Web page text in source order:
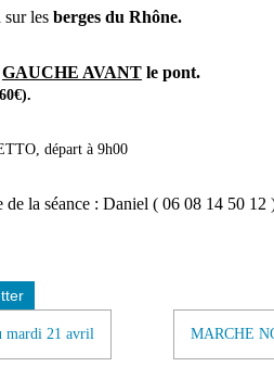
sur les berges du Rhône.
GAUCHE AVANT le pont.
60€).
départ à 9h00
de la séance : Daniel ( 06 08 14 50 12
mardi 21 avril MARCHE